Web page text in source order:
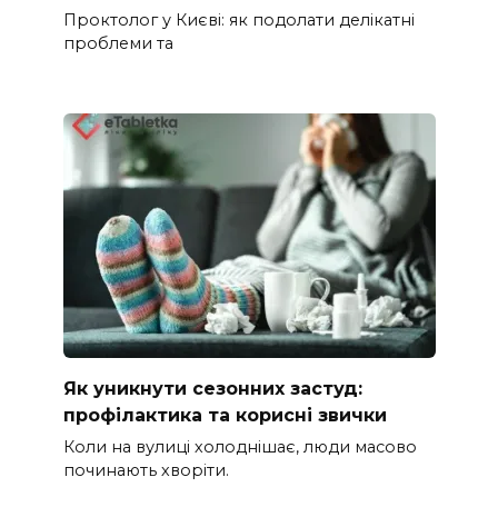
Проктолог у Києві: як подолати делікатні
проблеми та
Як уникнути сезонних застуд:
профілактика та корисні звички
Коли на вулиці холоднішає, люди масово
починають хворіти.